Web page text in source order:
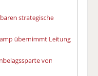
strategische
übernimmt Leitung
von